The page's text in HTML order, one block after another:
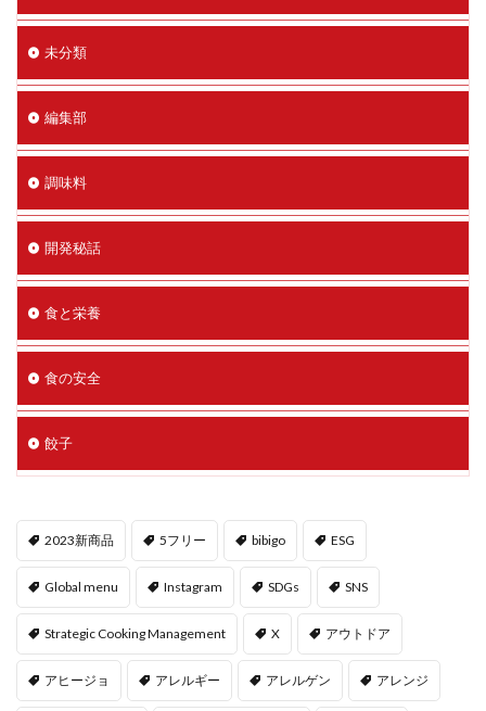
未分類
編集部
調味料
開発秘話
食と栄養
食の安全
餃子
2023新商品 5フリー bibigo ESG
Global menu Instagram SDGs SNS
Strategic Cooking Management X アウトドア
アヒージョ アレルギー アレルゲン アレンジ